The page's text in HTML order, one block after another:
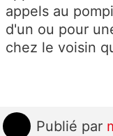
appels au
d'un ou pour
chez le voisin
Publié par